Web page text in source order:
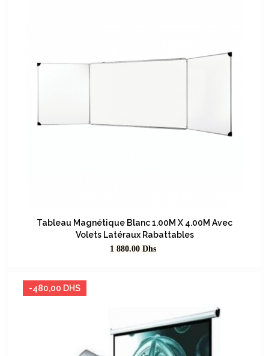
Tableau Magnétique Blanc 1.00M X 4.00M Avec
Volets Latéraux Rabattables
Prix
1 880.00 Dhs
-480,00 DHS